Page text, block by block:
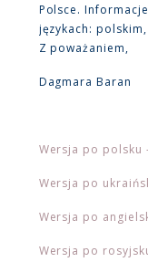
Polsce.
językach:
Z poważaniem,
Dagmara Baran
Wersja po polsku
Wersja po
Wersja po
Wersja po